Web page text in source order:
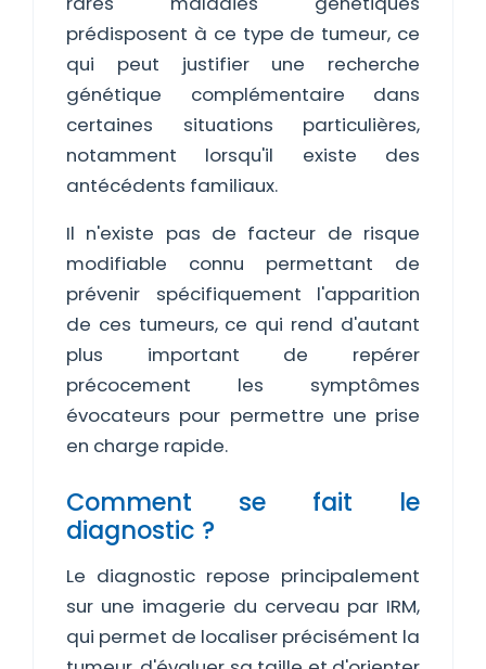
prédisposent à ce type de tumeur, ce
qui peut justifier une recherche
génétique complémentaire dans
certaines situations particulières,
notamment lorsqu'il existe des
antécédents familiaux.
Il n'existe pas de facteur de risque
modifiable connu permettant de
prévenir spécifiquement l'apparition
de ces tumeurs, ce qui rend d'autant
plus important de repérer
précocement les symptômes
évocateurs pour permettre une prise
en charge rapide.
Comment se fait le
diagnostic ?
Le diagnostic repose principalement
sur une imagerie du cerveau par IRM,
qui permet de localiser précisément la